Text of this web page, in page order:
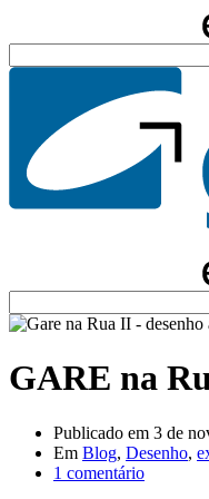
GARE na
Publicado em 3 de
Em Blog, Desenho,
1 comentário